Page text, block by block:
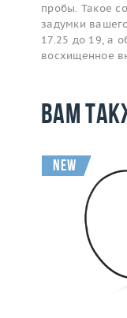
пробы. Такое
задумки
17.25 до 19, а
восхищенное
Вам
new
Вес (г)
Материал